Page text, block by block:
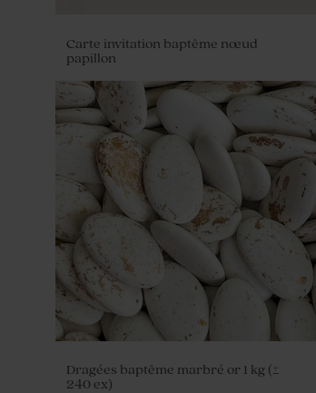
Carte invitation baptême nœud
papillon
Dragées baptême marbré or 1 kg (±
240 ex)